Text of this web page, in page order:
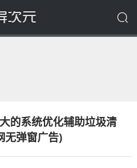
的系统优化辅助垃圾清
无弹窗广告)